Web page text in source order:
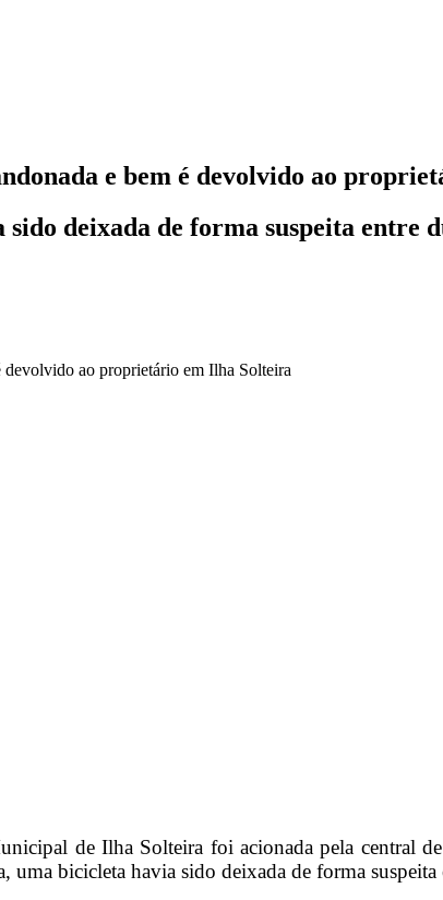
e bem é devolvido ao
deixada de forma suspeita entre
de Ilha Solteira foi acionada pela central
bicicleta havia sido deixada de forma